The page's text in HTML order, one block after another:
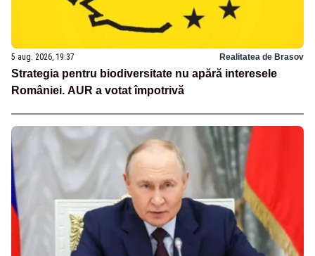
5 aug. 2026, 19:37 Realitatea de Brasov
Strategia pentru biodiversitate nu apără interesele
României. AUR a votat împotrivă